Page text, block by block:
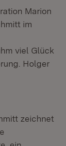
Marion
im
viel Glück
Holger
zeichnet